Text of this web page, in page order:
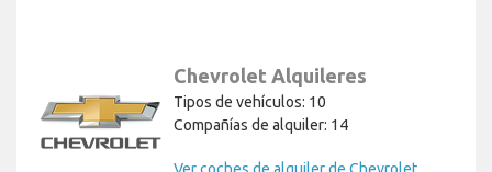
Chevrolet Alquileres
Tipos de vehículos: 10
Compañías de alquiler: 14